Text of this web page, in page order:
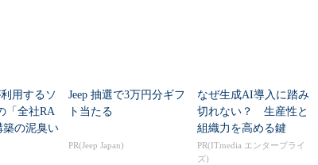
用するソ
「全社RA
の泥臭い
Jeep 抽選で3万円分ギフ
ト当たる
PR(Jeep Japan)
なぜ生成AI導入に踏み
切れない？ 生産性と
組織力を高める鍵
PR(ITmedia エンタープライ
ズ)